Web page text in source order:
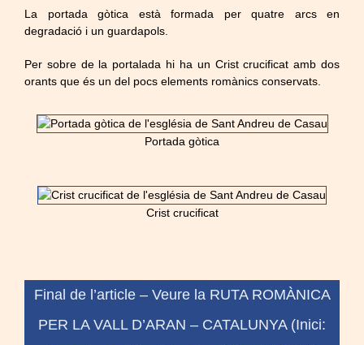
La portada gòtica està formada per quatre arcs en
degradació i un guardapols.
Per sobre de la portalada hi ha un Crist crucificat amb dos
orants que és un del pocs elements romànics conservats.
Portada gòtica
Crist crucificat
Final de l’article – Veure la RUTA ROMÀNICA
PER LA VALL D’ARAN – CATALUNYA (Inici: